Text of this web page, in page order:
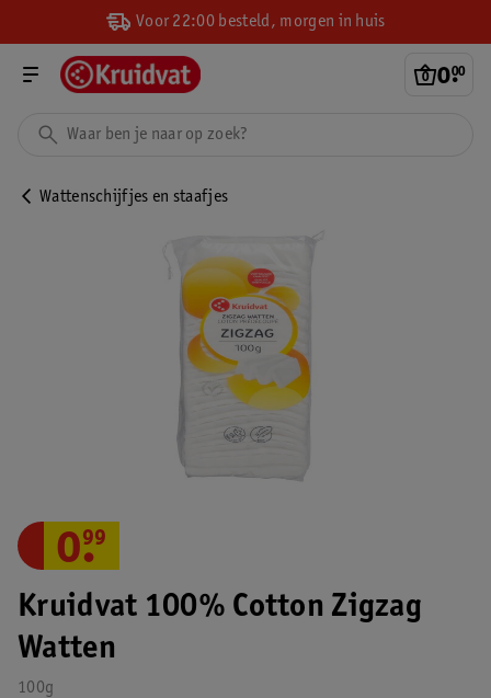
Voor 22:00 besteld, morgen in huis
0.
00
Wattenschijfjes en staafjes
Kruidvat 100% Cotton Zigzag
Watten
100g
0.
99